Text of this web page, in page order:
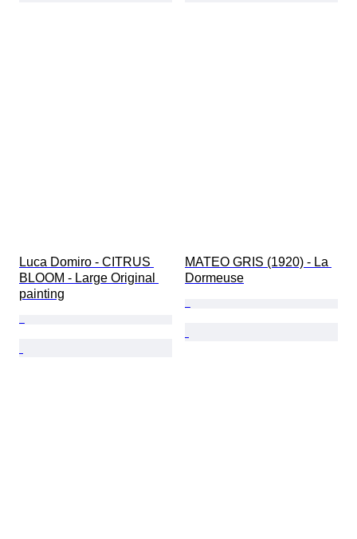
Luca Domiro - CITRUS
BLOOM - Large Original
painting
MATEO GRIS (1920) - La
Dormeuse